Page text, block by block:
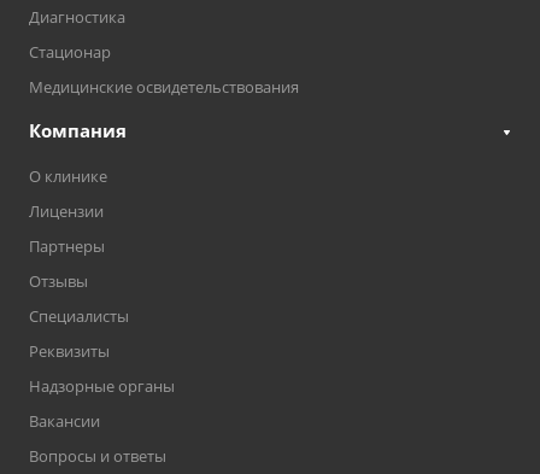
Диагностика
Стационар
Медицинские освидетельствования
Компания
О клинике
Лицензии
Партнеры
Отзывы
Специалисты
Реквизиты
Надзорные органы
Вакансии
Вопросы и ответы